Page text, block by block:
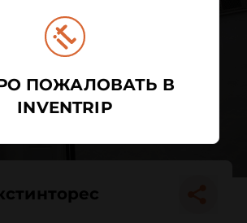
ПОЖАЛОВАТЬ В
INVENTRIP